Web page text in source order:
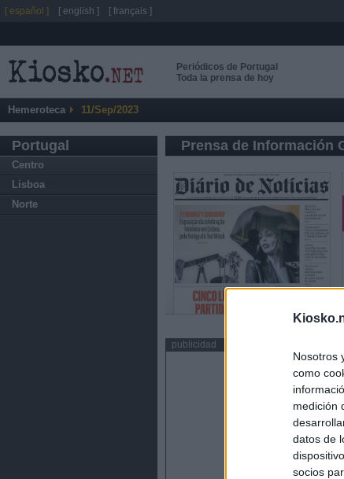
Nosotros
como
medición
datos de
socios
Periódicos de Portugal
Toda la prensa de hoy
Hemeroteca 11/Sep/2023
Portugal
Centro
Lisboa
Norte
Prensa de Información
publicidad
[ español ] [ english ] [ français ]